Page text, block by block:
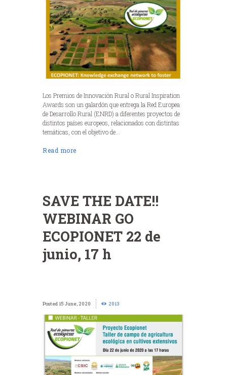
Los Premios de Innovación Rural o Rural Inspiration
Awards son un galardón que entrega la Red Europea
de Desarrollo Rural (ENRD) a diferentes proyectos de
distintos países europeos, relacionados con distintas
temáticas, con el objetivo de...
Read more
SAVE THE DATE!!
WEBINAR GO
ECOPIONET 22 de
junio, 17 h
15 June, 2020 2013